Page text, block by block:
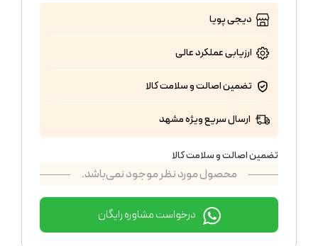
دیجی پویا
ارزیابی عملکردعالی
تضمین اصالت و سلامت کالا
ارسال سریع ویژه مشهد
تضمین اصالت و سلامت کالا
محصول مورد نظر موجود نمی‌باشد.
درخواست مشاوره رایگان